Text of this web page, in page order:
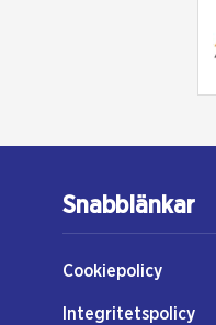
Snabblänkar
Cookiepolicy
Integritetspolicy